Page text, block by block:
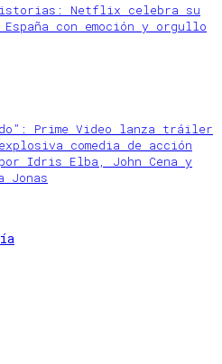
Netflix celebra su
con emoción y orgullo
Prime Video lanza tráiler
comedia de acción
Idris Elba, John Cena y
Jonas